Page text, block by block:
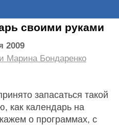
своими руками
2009
Марина Бондаренко
запасаться такой
как календарь на
о программах, с